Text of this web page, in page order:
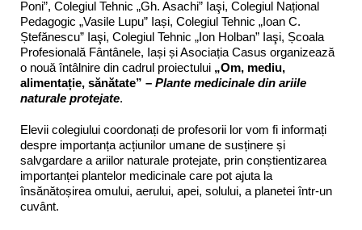
Poni”, Colegiul Tehnic „Gh. Asachi” Iaşi, Colegiul Național
Pedagogic „Vasile Lupu” Iași, Colegiul Tehnic „Ioan C.
Ștefănescu” Iaşi, Colegiul Tehnic „Ion Holban” Iaşi, Școala
Profesională Fântânele, Iași și Asociația Casus organizează
o nouă întâlnire din cadrul proiectului „Om, mediu,
alimentație, sănătate” – Plante medicinale din ariile
naturale protejate.
Elevii colegiului coordonați de profesorii lor vom fi informați
despre importanța acțiunilor umane de susținere și
salvgardare a ariilor naturale protejate, prin conștientizarea
importanței plantelor medicinale care pot ajuta la
însănătoșirea omului, aerului, apei, solului, a planetei într-un
cuvânt.